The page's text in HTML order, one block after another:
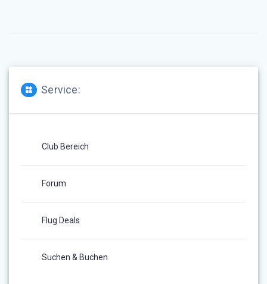
Service:
Club Bereich
Forum
Flug Deals
Suchen & Buchen